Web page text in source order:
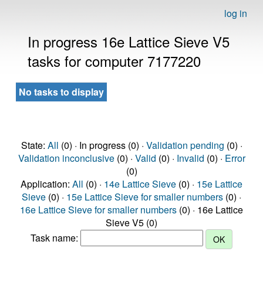
log in
In progress 16e Lattice Sieve V5
tasks for computer 7177220
No tasks to display
State: All (0) · In progress (0) · Validation pending (0) ·
Validation inconclusive(0) · Valid (0) · Invalid (0) · Error
(0)
Application: All (0) · 14e Lattice Sieve (0) · 15e Lattice
Sieve (0) · 15e Lattice Sieve for smaller numbers (0) ·
16e Lattice Sieve for smaller numbers (0) · 16e Lattice
Sieve V5 (0)
Task name: